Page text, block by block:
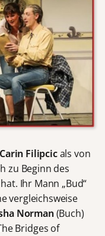
Carin Filipcicals von
zu Beginn des
Ihr Mann „Bud“
vergleichsweise
Norman(Buch)
Bridges of